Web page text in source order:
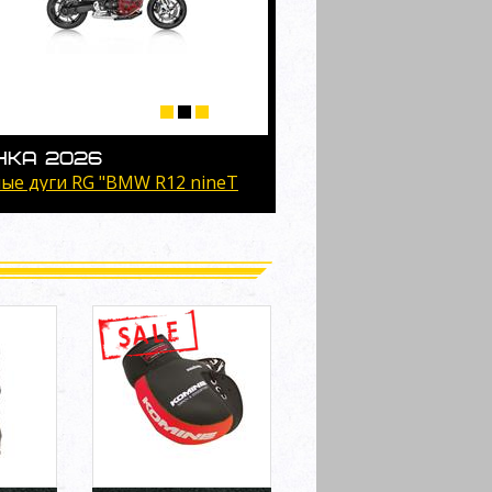
2026
дуги RG "BMW R12 nineT